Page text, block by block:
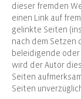
dieser fremden
einen Link auf
gelinkte Seiten
nach dem Setzen
beleidigende
wird der Autor
Seiten
Seiten